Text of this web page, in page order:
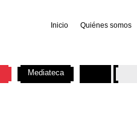
Inicio Quiénes somos
Mediateca